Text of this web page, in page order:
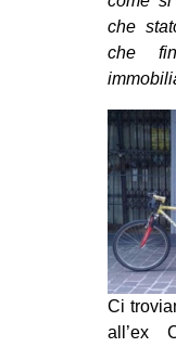
che
che
Ci
all’ex